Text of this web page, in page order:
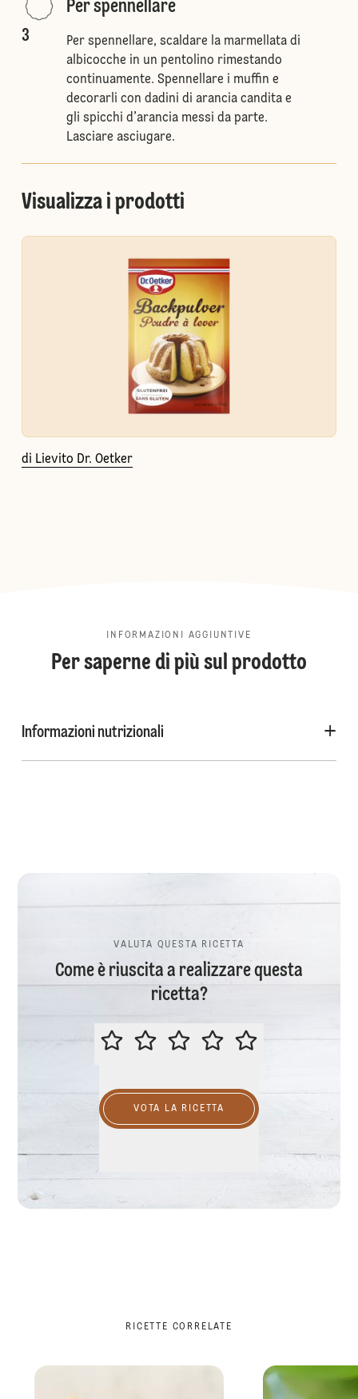
3
Per spennellare
Per spennellare, scaldare la marmellata di
albicocche in un pentolino rimestando
continuamente. Spennellare i muffin e
decorarli con dadini di arancia candita e
gli spicchi d’arancia messi da parte.
Lasciare asciugare.
Visualizza i prodotti
di Lievito Dr. Oetker
INFORMAZIONI AGGIUNTIVE
Per saperne di più sul prodotto
Informazioni nutrizionali
VALUTA QUESTA RICETTA
Come è riuscita a realizzare questa
ricetta?
VALUTA QUESTA RICETTA
VOTA LA RICETTA
RICETTE CORRELATE